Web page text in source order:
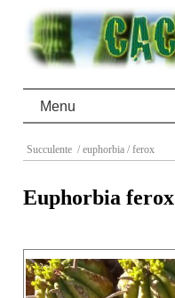
Menu
Succulente / euphorbia / ferox
Euphorbia ferox